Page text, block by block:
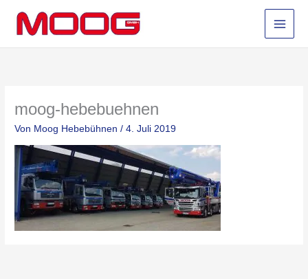
Inhalt
springen
moog-hebebuehnen
Von Moog Hebebühnen/4. Juli 2019